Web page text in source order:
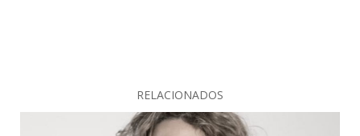
RELACIONADOS